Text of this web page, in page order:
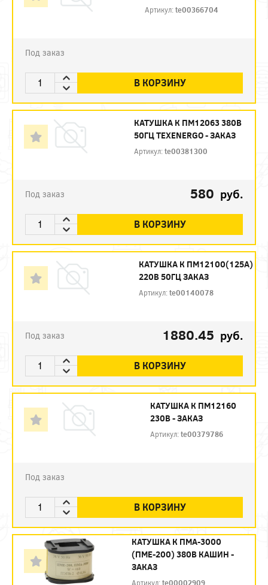
Артикул:te00366704
Под заказ
В КОРЗИНУ
КАТУШКА К ПМ12063 380В
50ГЦ TEXENERGO - ЗАКАЗ
Артикул:te00381300
Под заказ 580 руб.
В КОРЗИНУ
КАТУШКА К ПМ12100(125А)
220В 50ГЦ ЗАКАЗ
Артикул:te00140078
Под заказ 1880.45 руб.
В КОРЗИНУ
КАТУШКА К ПМ12160
230В - ЗАКАЗ
Артикул:te00379786
Под заказ
В КОРЗИНУ
КАТУШКА К ПМА-3000
(ПМЕ-200) 380В КАШИН -
ЗАКАЗ
Артикул:te00002909